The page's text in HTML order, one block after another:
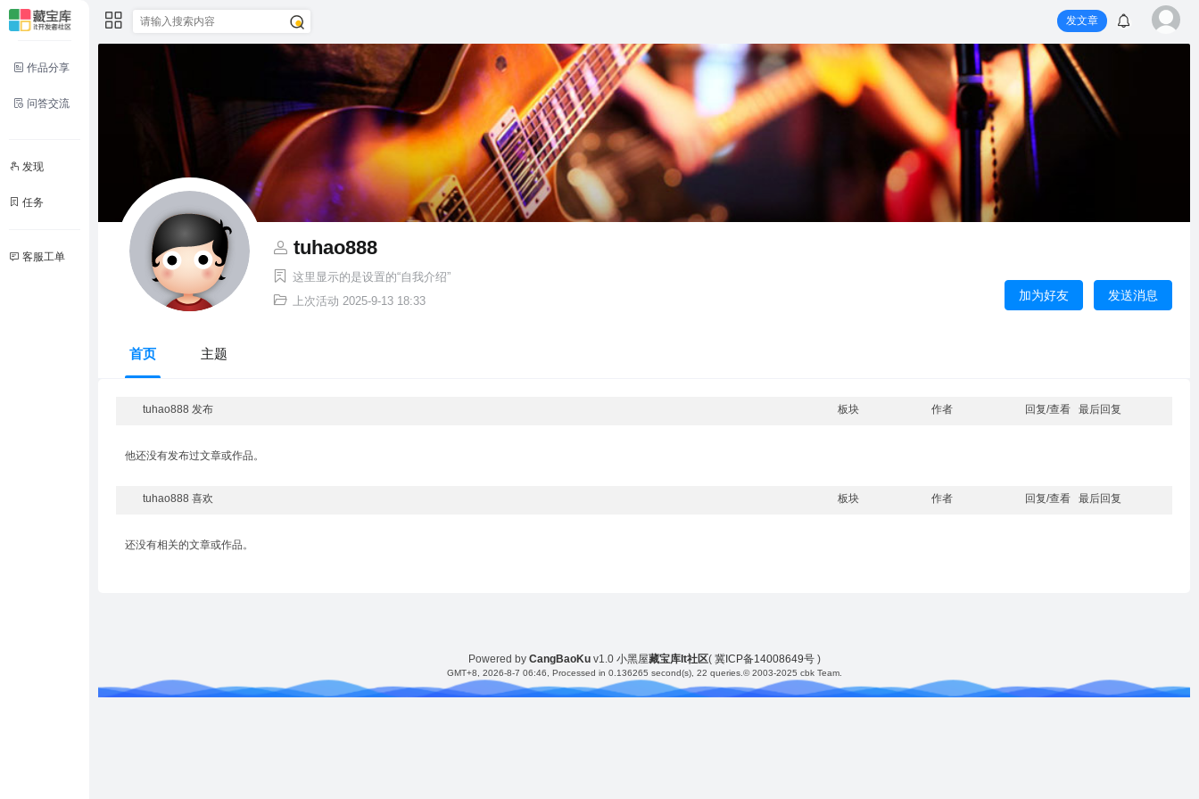
作品分享
问答交流
发现
任务
客服工单
发文章
tuhao888
这里显示的是设置的“自我介绍”
上次活动 2025-9-13 18:33 加为好友 发送消息
首页 主题
tuhao888 发布 板块 作者 回复/查看 最后回复
他还没有发布过文章或作品。
tuhao888 喜欢 板块 作者 回复/查看 最后回复
还没有相关的文章或作品。
Powered by CangBaoKu v1.0 小黑屋藏宝库It社区( 冀ICP备14008649号)
GMT+8, 2026-8-7 06:46 , Processed in 0.136265 second(s), 22 queries. © 2003-2025 cbk Team.